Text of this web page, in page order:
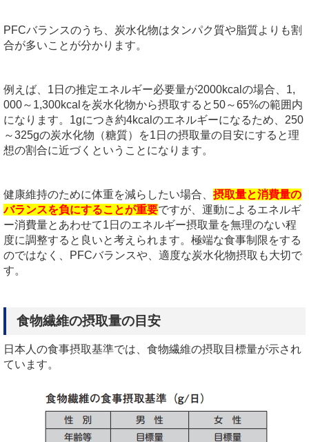
PFCバランスのうち、炭水化物はタンパク質や脂質よりも割
合が多いことが分かります。
例えば、1日の推定エネルギー必要量が2000kcalの場合、1,
000～1,300kcalを炭水化物から摂取すると50～65%の範囲内
になります。1gにつき約4kcalのエネルギーになるため、250
～325gの炭水化物（糖質）を1日の摂取量の目安にすると理
想の割合に近づくということになります。
健康維持のために体重を減らしたい場合、 摂取量と消費量の
バランスを負にすることが重要ですが、運動によるエネルギ
ー消費量とあわせて1日のエネルギー摂取量を無理のない程
度に調整すると良いと考えられます。極端な食事制限をする
のではなく、PFCバランスや、適度な炭水化物摂取も大切で
す。
食物繊維の摂取量の目安
日本人の食事摂取基準では、食物繊維の摂取目標量が示され
ています。